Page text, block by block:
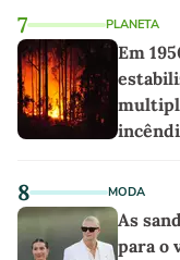
7 PLANETA
Em
8 MODA
As
para o